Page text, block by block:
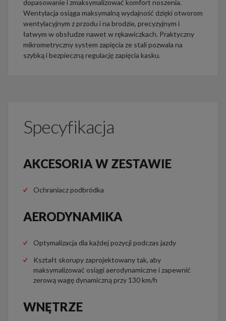
dopasowanie i zmaksymalizować komfort noszenia.
Wentylacja osiąga maksymalną wydajność dzięki otworom
wentylacyjnym z przodu i na brodzie, precyzyjnym i
łatwym w obsłudze nawet w rękawiczkach. Praktyczny
mikrometryczny system zapięcia ze stali pozwala na
szybką i bezpieczną regulację zapięcia kasku.
Specyfikacja
AKCESORIA W ZESTAWIE
Ochraniacz podbródka
AERODYNAMIKA
Optymalizacja dla każdej pozycji podczas jazdy
Kształt skorupy zaprojektowany tak, aby
maksymalizować osiągi aerodynamiczne i zapewnić
zerową wagę dynamiczną przy 130 km/h
WNĘTRZE